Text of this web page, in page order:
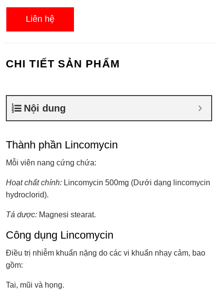
Liên hệ
CHI TIẾT SẢN PHẨM
Nội dung
Thành phần Lincomycin
Mỗi viên nang cứng chứa:
Hoạt chất chính: Lincomycin 500mg (Dưới dạng lincomycin
hydroclorid).
Tá dược: Magnesi stearat.
Công dụng Lincomycin
Điều trị nhiễm khuẩn nặng do các vi khuẩn nhạy cảm, bao
gồm:
Tai, mũi và họng.